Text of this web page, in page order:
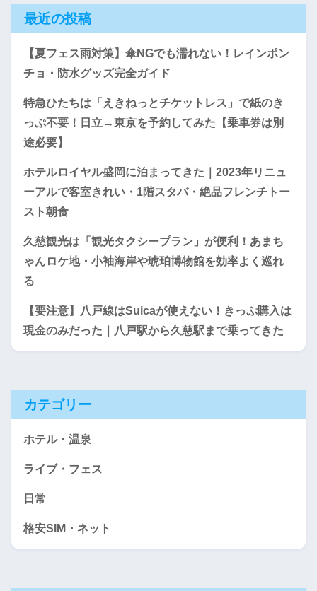
最近の投稿
【夏フェス雨対策】傘NGでも濡れない！レインポン
チョ・防水グッズ完全ガイド
特急ひたちは「えきねっとチケットレス」で紙のき
っぷ不要！日立→東京を予約してみた【乗車券は別
途必要】
ホテルロイヤル盛岡に泊まってきた｜2023年リニュ
ーアルで客室きれい・1階スタバ・絶品フレンチトー
スト朝食
久慈観光は「観光タクシープラン」が便利！あまち
ゃんロケ地・小袖海岸や琥珀博物館を効率よく巡れ
る
【要注意】八戸線はSuicaが使えない！きっぷ購入は
現金のみだった｜八戸駅から久慈駅まで乗ってきた
カテゴリー
ホテル・温泉
ライブ・フェス
日常
格安SIM・ネット